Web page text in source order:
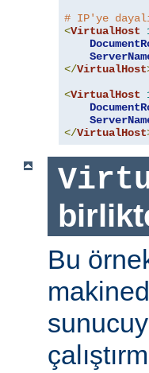
# IP'ye
<VirtualHost
</VirtualHost
<VirtualHost
</VirtualHost
Bu